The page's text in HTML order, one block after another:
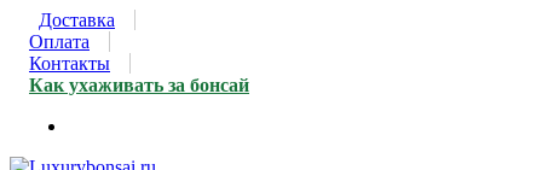
Доставка
Оплата
Контакты
Как ухаживать за бонсай